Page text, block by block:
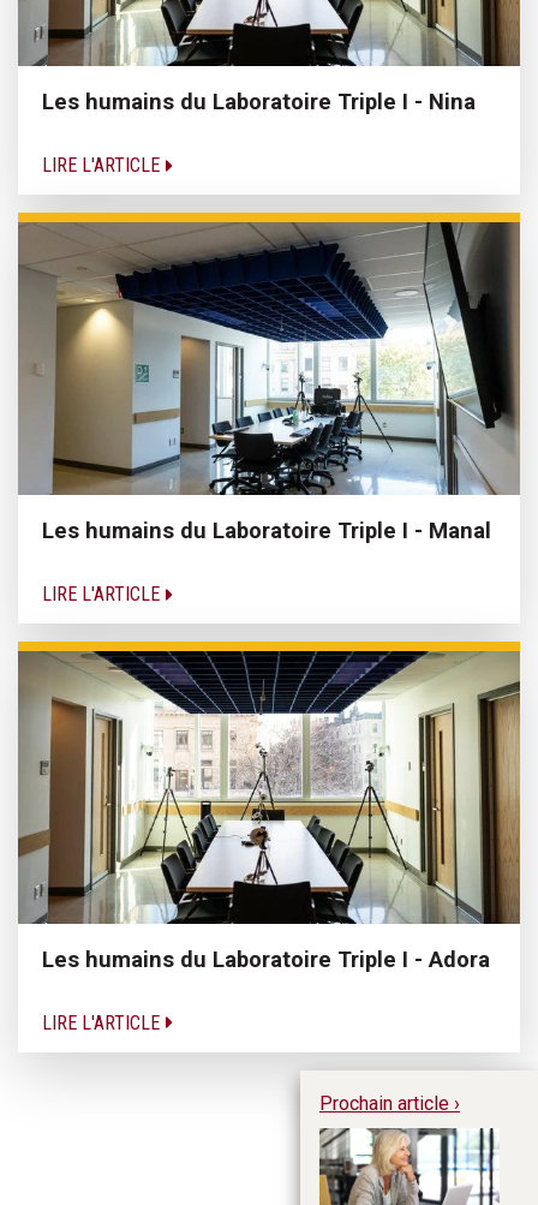
Les humains du Laboratoire Triple I - Nina
LIRE L'ARTICLE
Les humains du Laboratoire Triple I - Manal
LIRE L'ARTICLE
Les humains du Laboratoire Triple I - Adora
LIRE L'ARTICLE
Prochain article ›